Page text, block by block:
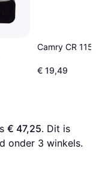
Camry CR
€ 19,49
€ 47,25. Dit is
onder 3 winkels.